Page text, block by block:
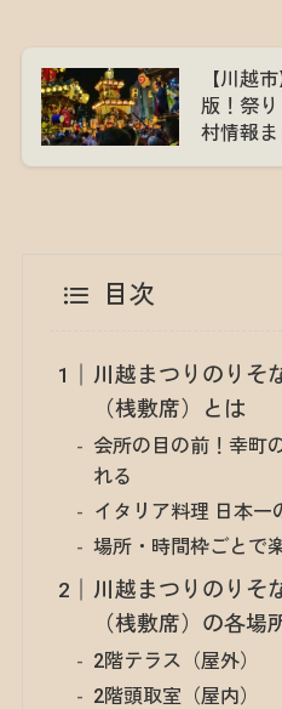
【川越
版！祭
村情報ま
目次
川越まつりのりそ
（桟敷席）とは
会所の目の前！幸町
れる
イタリア料理 日本一
場所・時間枠ごとで
川越まつりのりそ
（桟敷席）の各場
2階テラス（屋外）
2階頭取室（屋内）